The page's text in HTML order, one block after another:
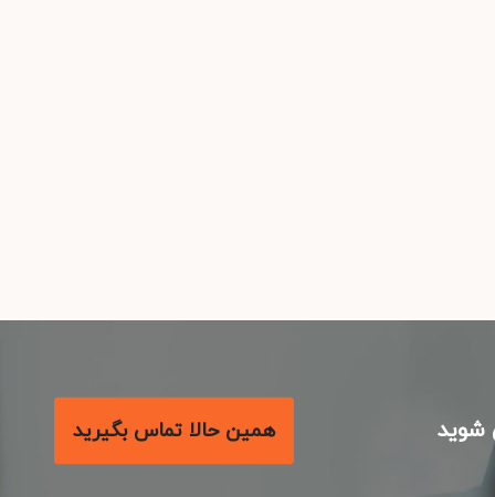
همین حالا تماس بگیرید